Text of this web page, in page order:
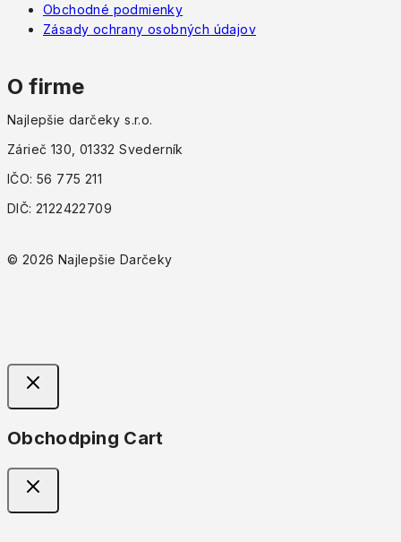
Obchodné podmienky
Zásady ochrany osobných údajov
O firme
Najlepšie darčeky s.r.o.
Zárieč 130, 01332 Svederník
IČO: 56 775 211
DIČ: 2122422709
© 2026 Najlepšie Darčeky
Obchodping Cart